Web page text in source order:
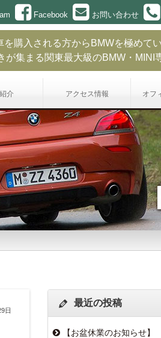
Facebook お問い合わせ
を購入される方からBMWを極めて
が集まる関東最大級のBMW・MINI
介 アクセス情報 オフ
日
最近の投稿
【お盆休業のお知らせ】